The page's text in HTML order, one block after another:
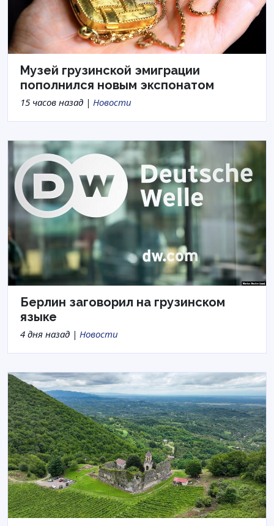
Музей грузинской эмиграции
пополнился новым экспонатом
15 часов назад | Новости
Берлин заговорил на грузинском
языке
4 дня назад | Новости